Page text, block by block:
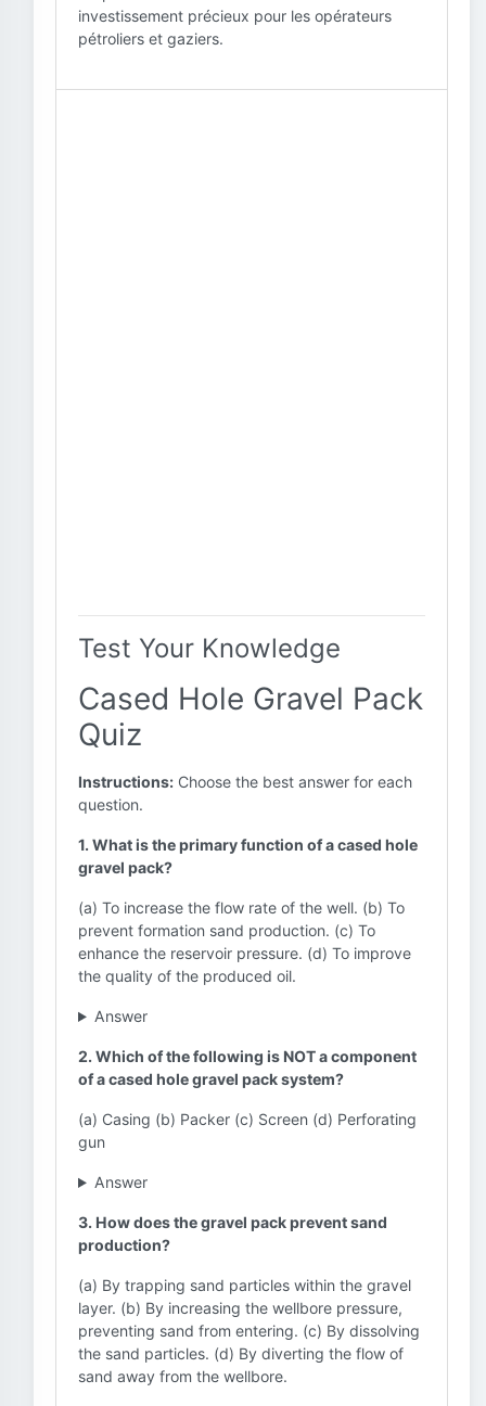
investissement précieux pour les opérateurs
pétroliers et gaziers.
Test Your Knowledge
Cased Hole Gravel Pack
Quiz
Instructions: Choose the best answer for each
question.
1. What is the primary function of a cased hole
gravel pack?
(a) To increase the flow rate of the well. (b) To
prevent formation sand production. (c) To
enhance the reservoir pressure. (d) To improve
the quality of the produced oil.
Answer
2. Which of the following is NOT a component
of a cased hole gravel pack system?
(a) Casing (b) Packer (c) Screen (d) Perforating
gun
Answer
3. How does the gravel pack prevent sand
production?
(a) By trapping sand particles within the gravel
layer. (b) By increasing the wellbore pressure,
preventing sand from entering. (c) By dissolving
the sand particles. (d) By diverting the flow of
sand away from the wellbore.